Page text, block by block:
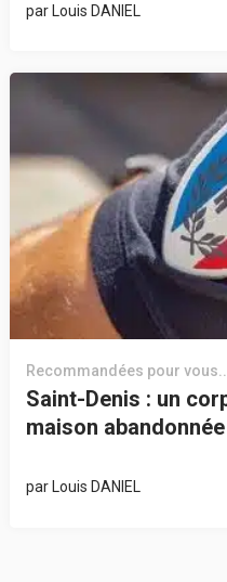
parLouis DANIEL
Recommandées pour vous...
Saint-Denis : un
maison abandonnée
par Louis DANIEL